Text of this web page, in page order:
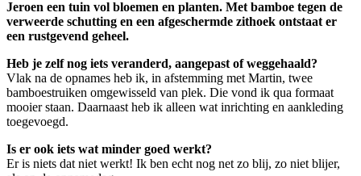
Jeroen een tuin vol bloemen en planten. Met bamboe tegen de
verweerde schutting en een afgeschermde zithoek ontstaat er
een rustgevend geheel.
Heb je zelf nog iets veranderd, aangepast of weggehaald?
Vlak na de opnames heb ik, in afstemming met Martin, twee
bamboestruiken omgewisseld van plek. Die vond ik qua formaat
mooier staan. Daarnaast heb ik alleen wat inrichting en aankleding
toegevoegd.
Is er ook iets wat minder goed werkt?
Er is niets dat niet werkt! Ik ben echt nog net zo blij, zo niet blijer,